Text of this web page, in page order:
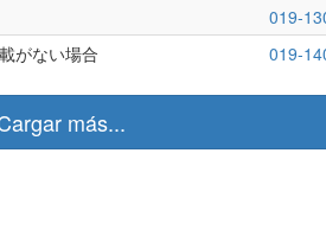
019-
がない場合 019-
más...